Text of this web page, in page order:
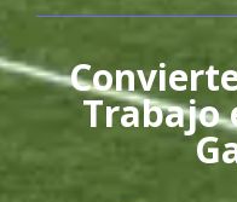
Trabajo